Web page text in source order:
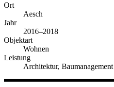
Ort
Aesch
Jahr
2016–2018
Objektart
Wohnen
Leistung
Architektur, Baumanagement